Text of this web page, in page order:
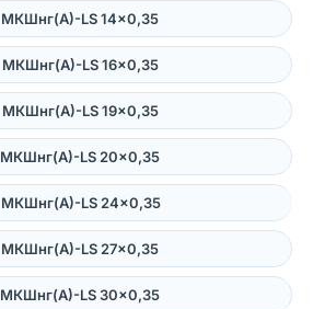
МКШнг(А)-LS 14×0,35
МКШнг(А)-LS 16×0,35
МКШнг(А)-LS 19×0,35
МКШнг(А)-LS 20×0,35
МКШнг(А)-LS 24×0,35
МКШнг(А)-LS 27×0,35
МКШнг(А)-LS 30×0,35